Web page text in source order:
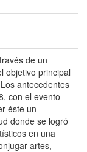
de un
objetivo principal
antecedentes
con el evento
éste un
donde se logró
en una
artes,